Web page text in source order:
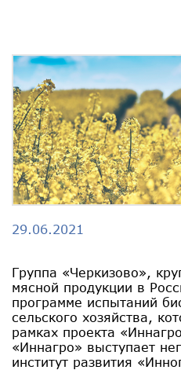
29.06.2021
Группа «Черкизово»,
мясной продукции в
программе испытаний
сельского хозяйства,
рамках проекта
«Иннагро» выступает
институт развития